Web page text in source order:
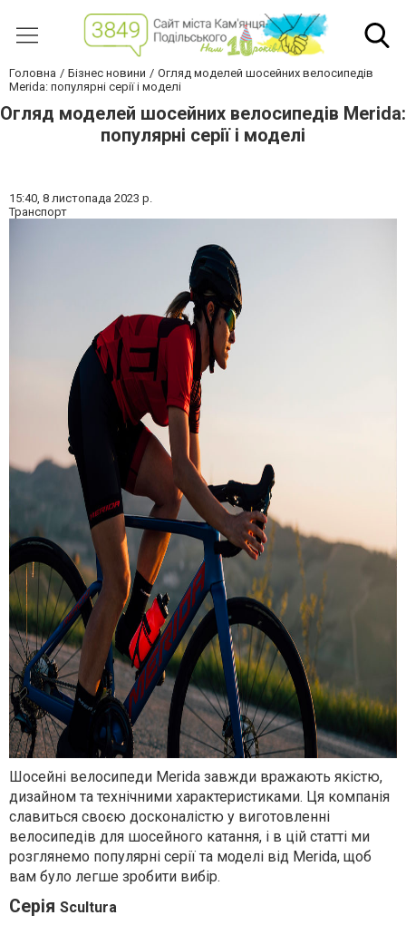
Головна Бізнес новини
Огляд моделей шосейних велосипедів
Merida: популярні серії і моделі
Огляд моделей шосейних велосипедів Merida:
популярні серії і моделі
15:40, 8 листопада 2023 р.
Транспорт
Шосейні велосипеди Merida завжди вражають якістю,
дизайном та технічними характеристиками. Ця компанія
славиться своєю досконалістю у виготовленні
велосипедів для шосейного катання, і в цій статті ми
розглянемо популярні серії та моделі від Merida, щоб
вам було легше зробити вибір.
Серія Scultura